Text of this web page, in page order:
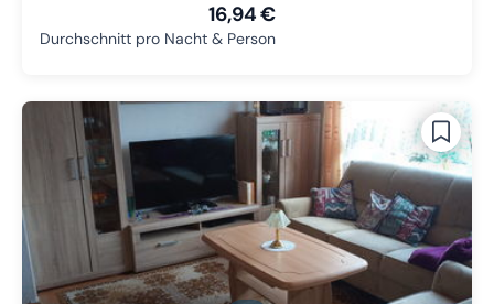
16,94 €
Durchschnitt pro Nacht & Person